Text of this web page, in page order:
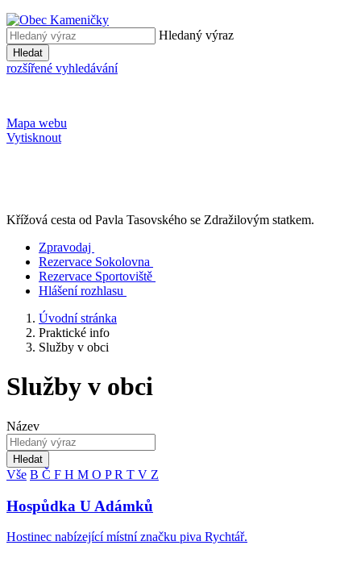
Hledaný výraz
Hledat
rozšířené vyhledávání
Mapa webu
Vytisknout
Křížová cesta od Pavla Tasovského se Zdražilovým statkem.
Zpravodaj
Rezervace Sokolovna
Rezervace Sportoviště
Hlášení rozhlasu
Úvodní stránka
Praktické info
Služby v obci
Služby v obci
Název
Hledat
Vše B Č F H M O PR T V Z
Hospůdka U Adámků
Hostinec nabízející místní značku piva Rychtář.